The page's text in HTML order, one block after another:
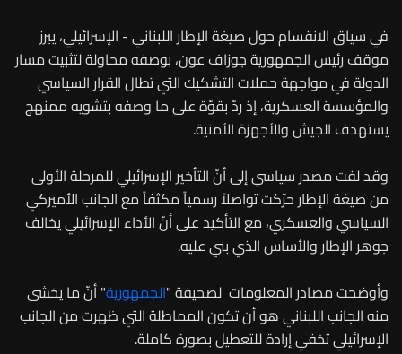
في سياق الانقسام حول صيغة الإطار اللبناني - الإسرائيلي، يبرز
موقف رئيس الجمهورية جوزاف عون، بوصفه محاولة لتثبيت مسار
الدولة في مواجهة حملات التشكيك التي تطال القرار السياسي
والمؤسسة العسكرية، إذ ردّ بقوّة على ما وصفه بتشويه ممنهج
يستهدف الجيش والأجهزة الأمنية.
وقد لفت مصدر سياسي إلى أنّ التأخير الإسرائيلي للمرحلة الأولى
من صيغة الإطار حرّكت تواصلاً رسمياً مكثفاً مع الجانب الأميركي
السياسي والعسكري، مع التأكيد على أنّ الأداء الإسرائيلي يخالف
جوهر الإطار والأساس الذي بني عليه.
وأوضحت مصادر المعلومات لصحيفة "الجمهورية" أنّ ما يخشى
منه الجانب اللبناني هو أن تكون المماطلة التي ظهرت من الجانب
الإسرائيلي تخفي إرادة للتعطيل بصورة كاملة.